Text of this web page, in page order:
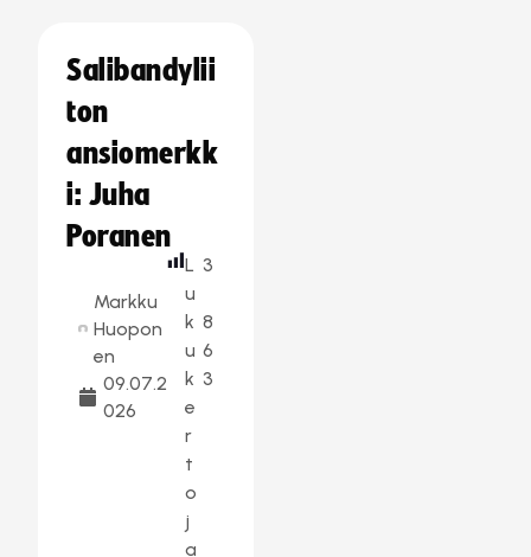
Salibandylii
ton
ansiomerkk
i: Juha
Poranen
Markku
Huopon
en
09.07.2
026
L
u
k
u
k
e
r
t
o
j
a
3
8
6
3